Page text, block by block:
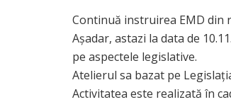
Continuă instruirea EMD din
Așadar, astazi la data de
pe aspectele legislative.
Atelierul sa bazat pe
Activitatea este realizată în